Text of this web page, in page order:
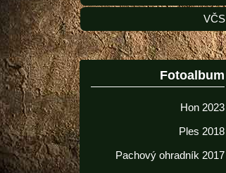
VČS
Fotoalbum
Hon 2023
Ples 2018
Pachový ohradník 2017